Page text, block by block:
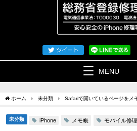
MENU
ホーム 未分類 Safariで開いているページをメ
未分類 iPhone メモ帳 モバイル修